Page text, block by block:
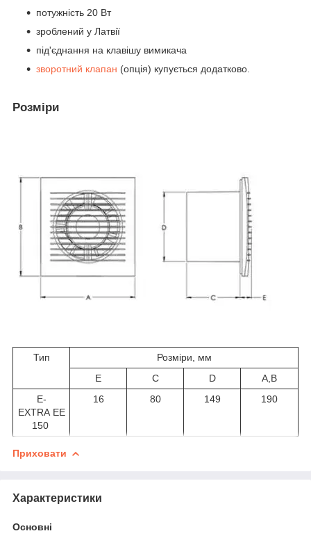
потужність 20 Вт
зроблений у Латвії
під'єднання на клавішу вимикача
зворотний клапан (опція) купується додатково.
Розміри
Тип
Розміри, мм
Е
С D
A,В
E-
EXTRA EЕ
150
16 80 149 190
Приховати
Характеристики
Основні